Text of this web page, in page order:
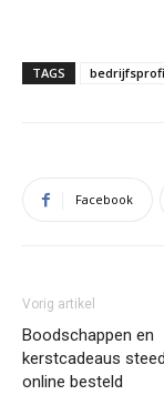
TAGS
Facebook
Vorig artikel
Boodschappen en
kerstcadeaus
online besteld